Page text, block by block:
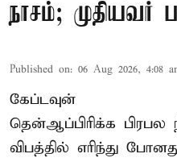
நாசம்; முதியவர்
Published on: 06 Aug 2026, 4:08
கேப்டவுன்
தென்ஆப்பிரிக்க
விபத்தில் எரிந்து